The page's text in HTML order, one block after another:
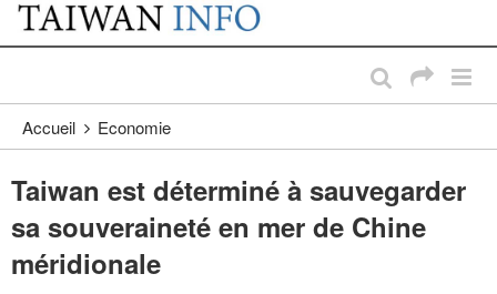
Passer au contenu principal
:::
Accueil Economie
Taiwan est déterminé à sauvegarder
sa souveraineté en mer de Chine
méridionale